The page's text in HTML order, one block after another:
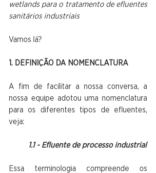
wetlands para o tratamento de efluentes
sanitários industriais
Vamos lá?
1. DEFINIÇÃO DA NOMENCLATURA
A fim de facilitar a nossa conversa, a
nossa equipe adotou uma nomenclatura
para os diferentes tipos de efluentes,
veja:
1.1 - Efluente de processo industrial
Essa terminologia compreende os